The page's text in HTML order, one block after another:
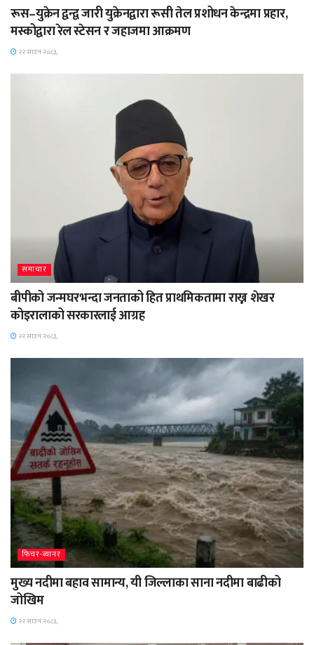
रूस–युक्रेन द्वन्द्व जारी युक्रेनद्वारा रूसी तेल प्रशोधन केन्द्रमा प्रहार,
मस्कोद्वारा रेल स्टेसन र जहाजमा आक्रमण
२२ साउन २०८३,
समाचार
बीपीको जन्मघरभन्दा जनताको हित प्राथमिकतामा राख्न शेखर
कोइरालाको सरकारलाई आग्रह
२२ साउन २०८३,
फिचर-ब्यानर
मुख्य नदीमा बहाव सामान्य, यी जिल्लाका साना नदीमा बाढीको
जोखिम
२२ साउन २०८३,